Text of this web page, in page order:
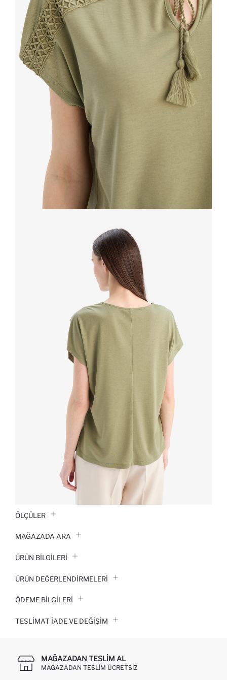
ÖLÇÜLER
MAĞAZADA ARA
ÜRÜN BILGILERI
ÜRÜN DEĞERLENDİRMELERİ
ÖDEME BİLGİLERİ
TESLIMAT İADE VE DEĞIŞIM
MAĞAZADAN TESLIM AL
MAĞAZADAN TESLIM ÜCRETSIZ